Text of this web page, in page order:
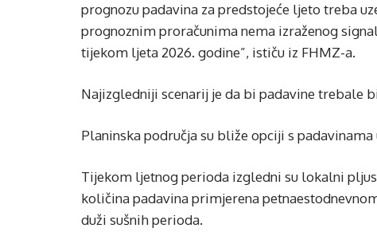
prognozu padavina za predstojeće ljeto treba
prognoznim proračunima nema izraženog
tijekom ljeta 2026. godine”, ističu iz FHMZ-a.
Najizgledniji scenarij je da bi padavine trebale
Planinska područja su bliže opciji s
Tijekom ljetnog perioda izgledni su lokalni
količina padavina primjerena
duži sušnih perioda.